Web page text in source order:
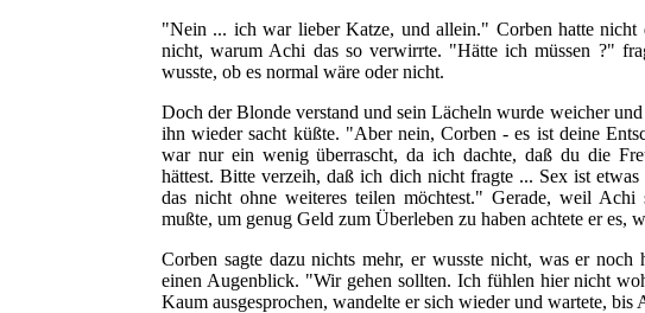
"Nein ... ich war lieber Katze, und allein." Corben hatte nicht
nicht, warum Achi das so verwirrte. "Hätte ich müssen ?"
wusste, ob es normal wäre oder nicht.
Doch der Blonde verstand und sein Lächeln wurde weicher
ihn wieder sacht küßte. "Aber nein, Corben - es ist deine
war nur ein wenig überrascht, da ich dachte, daß du die
hättest. Bitte verzeih, daß ich dich nicht fragte ... Sex ist
das nicht ohne weiteres teilen möchtest." Gerade, weil
mußte, um genug Geld zum Überleben zu haben achtete er es,
Corben sagte dazu nichts mehr, er wusste nicht, was er noch
einen Augenblick. "Wir gehen sollten. Ich fühlen hier nicht
Kaum ausgesprochen, wandelte er sich wieder und wartete, bis